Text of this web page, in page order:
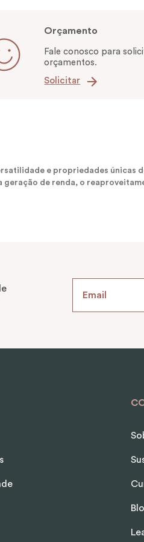
Orçamento
Fale conosco para
orçamentos.
Solicitar
e propriedades únicas
de renda, o